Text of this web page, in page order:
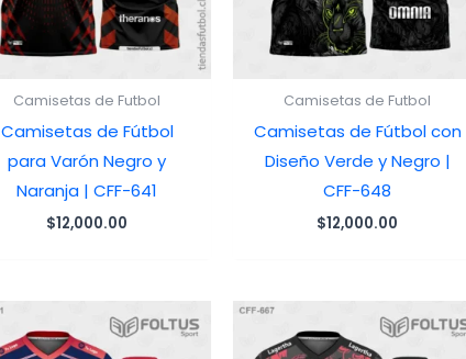
Camisetas de Futbol
Camisetas de Fútbol
para Varón Negro y
Naranja | CFF-641
$12,000.00
Camisetas de Futbol
Camisetas de Fútbol con
Diseño Verde y Negro |
CFF-648
$12,000.00